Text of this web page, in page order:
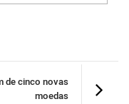
de cinco novas
moedas